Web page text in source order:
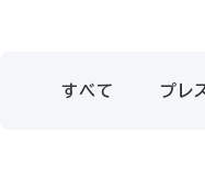
すべて プレ